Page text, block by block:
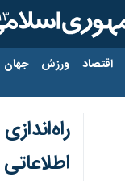
اقتصاد ورزش جهان